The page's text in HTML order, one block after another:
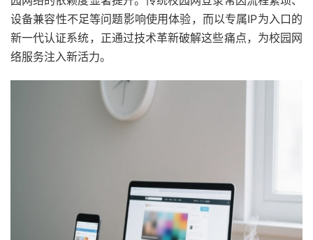
设备兼容性不足等问题影响使用体验，而以专属IP为入口的
新一代认证系统，正通过技术革新破解这些痛点，为校园网
络服务注入新活力。